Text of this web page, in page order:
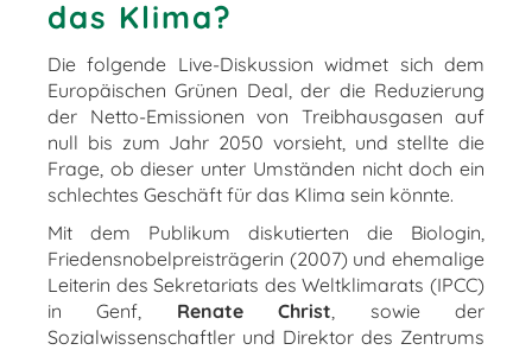
das Klima?
Die folgende Live-Diskussion widmet sich dem
Europäischen Grünen Deal, der die Reduzierung
der Netto-Emissionen von Treibhausgasen auf
null bis zum Jahr 2050 vorsieht, und stellte die
Frage, ob dieser unter Umständen nicht doch ein
schlechtes Geschäft für das Klima sein könnte.
Mit dem Publikum diskutierten die Biologin,
Friedensnobelpreisträgerin (2007) und ehemalige
Leiterin des Sekretariats des Weltklimarats (IPCC)
in Genf, Renate Christ, sowie der
Sozialwissenschaftler und Direktor des Zentrums